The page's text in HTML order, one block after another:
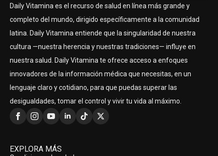
Daily Vitamina es el recurso de salud en línea más grande y
completo del mundo, dirigido específicamente a la comunidad
latina. Daily Vitamina entiende que la singularidad de nuestra
cultura —nuestra herencia y nuestras tradiciones— influye en
nuestra salud. Daily Vitamina te ofrece acceso a enfoques
innovadores de la información médica que necesitas, en un
lenguaje claro y cotidiano, para que puedas superar las
desigualdades, tomar el control y vivir tu vida al máximo.
EXPLORA MÁS